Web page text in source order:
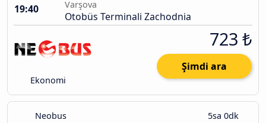
19:40
Varşova
Otobüs Terminali Zachodnia
Ekonomi
723 ₺
Şimdi ara
Neobus 5sa 0dk